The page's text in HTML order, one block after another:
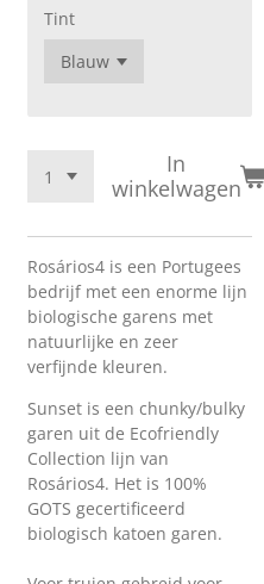
Tint
In
winkelwagen
Rosários4 is een Portugees
bedrijf met een enorme lijn
biologische garens met
natuurlijke en zeer
verfijnde kleuren.
Sunset is een chunky/bulky
garen uit de Ecofriendly
Collection lijn van
Rosários4. Het is 100%
GOTS gecertificeerd
biologisch katoen garen.